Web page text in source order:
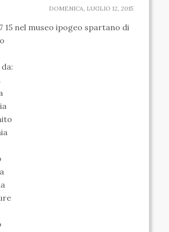
DOMENICA, LUGLIO 12, 2015
15 nel museo ipogeo spartano di